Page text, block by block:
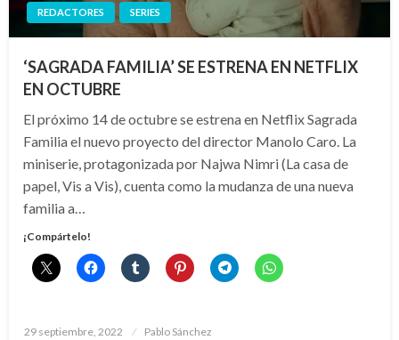
REDACTORES SERIES
‘SAGRADA FAMILIA’ SE ESTRENA EN NETFLIX
EN OCTUBRE
El próximo 14 de octubre se estrena en Netflix Sagrada
Familia el nuevo proyecto del director Manolo Caro. La
miniserie, protagonizada por Najwa Nimri (La casa de
papel, Vis a Vis), cuenta como la mudanza de una nueva
familia a…
¡Compártelo!
Publicado
29 septiembre, 2022 Pablo Sánchez